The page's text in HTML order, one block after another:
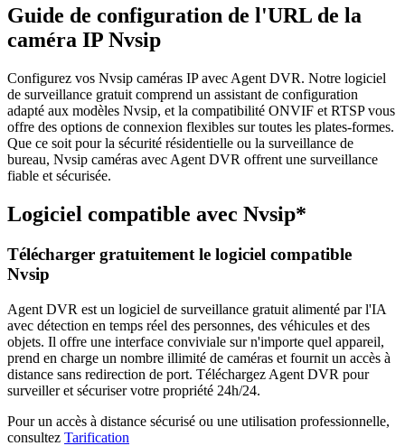
Guide de configuration de l'URL de la
caméra IP Nvsip
Configurez vos Nvsip caméras IP avec Agent DVR. Notre logiciel
de surveillance gratuit comprend un assistant de configuration
adapté aux modèles Nvsip, et la compatibilité ONVIF et RTSP vous
offre des options de connexion flexibles sur toutes les plates-formes.
Que ce soit pour la sécurité résidentielle ou la surveillance de
bureau, Nvsip caméras avec Agent DVR offrent une surveillance
fiable et sécurisée.
Logiciel compatible avec Nvsip*
Télécharger gratuitement le logiciel compatible
Nvsip
Agent DVR est un logiciel de surveillance gratuit alimenté par l'IA
avec détection en temps réel des personnes, des véhicules et des
objets. Il offre une interface conviviale sur n'importe quel appareil,
prend en charge un nombre illimité de caméras et fournit un accès à
distance sans redirection de port. Téléchargez Agent DVR pour
surveiller et sécuriser votre propriété 24h/24.
Pour un accès à distance sécurisé ou une utilisation professionnelle,
consultez Tarification